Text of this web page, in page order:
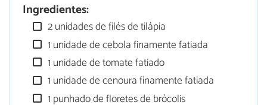
Ingredientes:
2 unidades de filés de tilápia
1 unidade de cebola finamente fatiada
1 unidade de tomate fatiado
1 unidade de cenoura finamente fatiada
1 punhado de floretes de brócolis